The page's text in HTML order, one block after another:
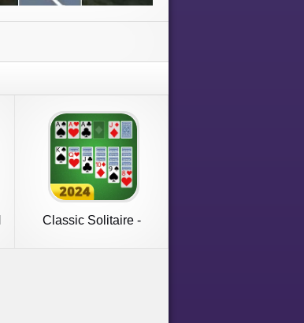
Classic Solitaire -